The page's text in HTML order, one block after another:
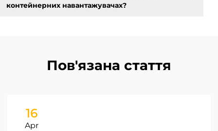
контейнерних навантажувачах?
Пов'язана стаття
16
Apr